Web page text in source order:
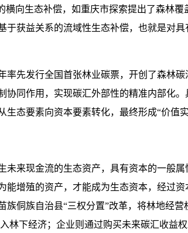
向生态补偿，如重庆市探索提出了森林
获益关系的流域性生态补偿，也就是对
先发行全国首张林业碳票，开创了森林
同作用，实现碳汇外部性的精准内部化
态要素向资本要素转化，最终形成“价值
来现金流的生态资产，具有资本的一般
增殖的资产，才能成为生态资本，经过
侗族自治县“三权分置”改革，将林地经
林下经济；企业则通过购买未来碳汇收益